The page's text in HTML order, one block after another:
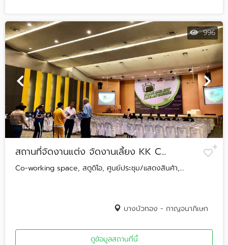
996
สถานที่จัดงานแต่ง จัดงานเลี้ยง KK C...
Co-working space, สตูดิโอ, ศูนย์ประชุม/แสดงสินค้า,...
บางบัวทอง - กาญจนาภิเษก
ดูข้อมูลสถานที่นี้